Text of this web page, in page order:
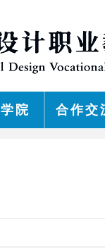
院 合作交